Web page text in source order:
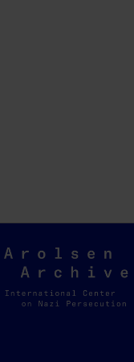
Arolsen
Archives